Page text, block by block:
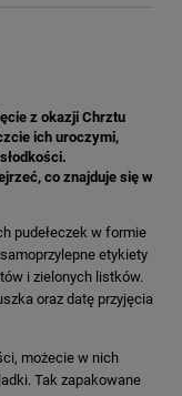
z okazji Chrztu
ich uroczymi,
co znajduje się w
pudełeczek w formie
etykiety
i zielonych listków.
oraz datę przyjęcia
możecie w nich
Tak zapakowane